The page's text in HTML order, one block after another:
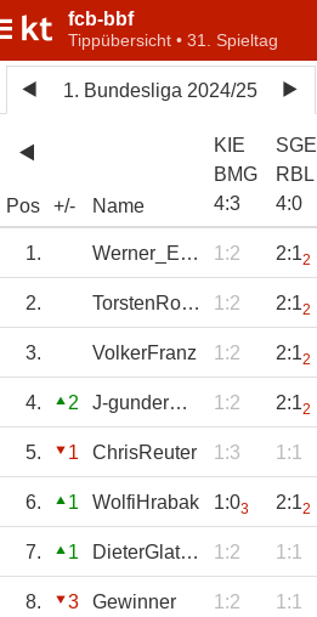
fcb-bbf
Tippübersicht • 31. Spieltag
1. Bundesliga 2024/25
Pos +/- Name
KIE
BMG
4:3
SGE
RBL
4:0
1. Werner_Ehemann 1:2 2:12
2. TorstenRossel 1:2 2:12
3. VolkerFranz 1:2 2:12
4. 2 J-gundermann 1:2 2:12
5. 1 ChrisReuter 1:3 1:1
6. 1 WolfiHrabak 1:03 2:12
7. 1 DieterGlatzer 1:2 1:1
8. 3 Gewinner 1:2 1:1